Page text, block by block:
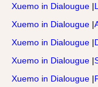
Xuemo in Dialougue |
Xuemo in Dialougue |
Xuemo in Dialougue |
Xuemo in Dialougue |
Xuemo in Dialougue |